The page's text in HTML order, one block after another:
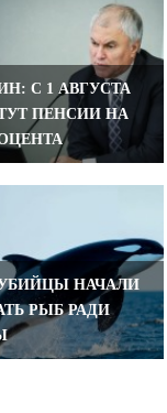
С 1 АВГУСТА
ПЕНСИИ НА
НАЧАЛИ
РЫБ РАДИ